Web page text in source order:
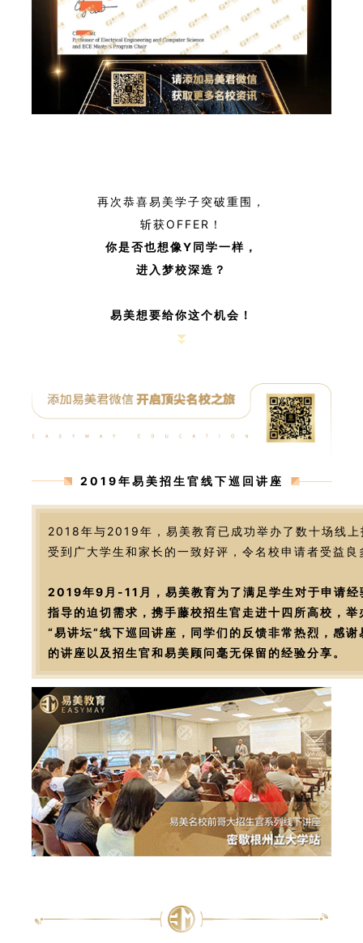
再次恭喜易美学子突破重围，
斩获OFFER！
你是否也想像Y同学一样，
进入梦校深造？
易美想要给你这个机会！
2019年易美招生官线下巡回讲座
2018年与2019年，易美教育已成功举办了数十场线
受到广大学生和家长的一致好评，令名校申请者受益良
2019年9月-11月，易美教育为了满足学生对于申请经
指导的迫切需求，携手藤校招生官走进十四所高校，
“易讲坛”线下巡回讲座，同学们的反馈非常热烈，感
的讲座以及招生官和易美顾问毫无保留的经验分享。